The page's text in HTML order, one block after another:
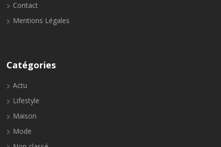
Contact
Mentions Légales
Catégories
Actu
Lifestyle
Maison
Mode